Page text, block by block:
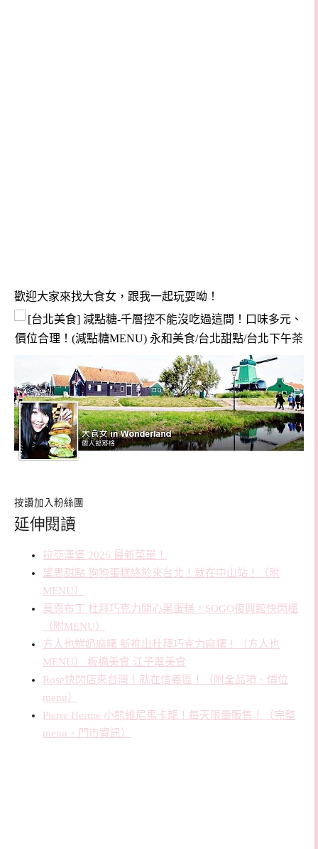
歡迎大家來找大食女，跟我一起玩耍呦！
按讚加入粉絲團
延伸閱讀
拉亞漢堡 2026 最新菜單！
望思甜點 狗狗蛋糕終於來台北！就在中山站！（附
MENU）
莫恩布丁 杜拜巧克力開心果蛋糕，SOGO復興館快閃櫃
（附MENU）
方人也鮮奶麻糬 新推出杜拜巧克力麻糬！（方人也
MENU） 板橋美食 江子翠美食
Rose快閃店來台灣！就在信義區！（附全品項、價位
menu）
Pierre Herme 小熊維尼馬卡龍！每天限量販售！（完整
menu、門市資訊）